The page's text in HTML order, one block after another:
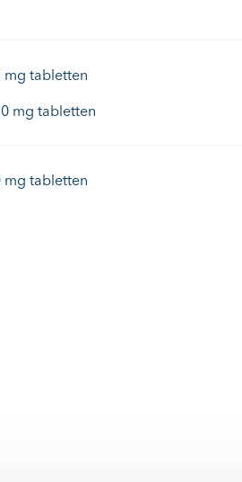
mg tabletten
mg tabletten
mg tabletten